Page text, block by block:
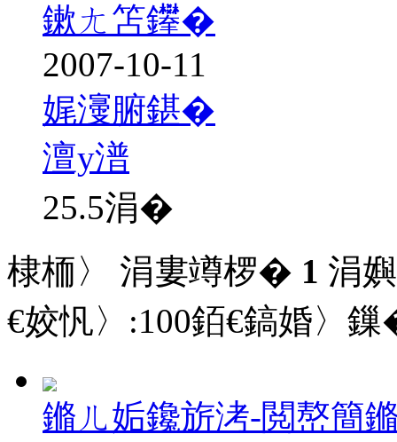
鏉ㄤ笘鑻�
2007-10-11
娓濅腑鍖�
澶у潽
25.5涓�
棣栭〉 涓婁竴椤� 1 涓
€姣忛〉:100銆€鎬婚〉
鏅ㄦ姤鑱旂洘-閲嶅簡